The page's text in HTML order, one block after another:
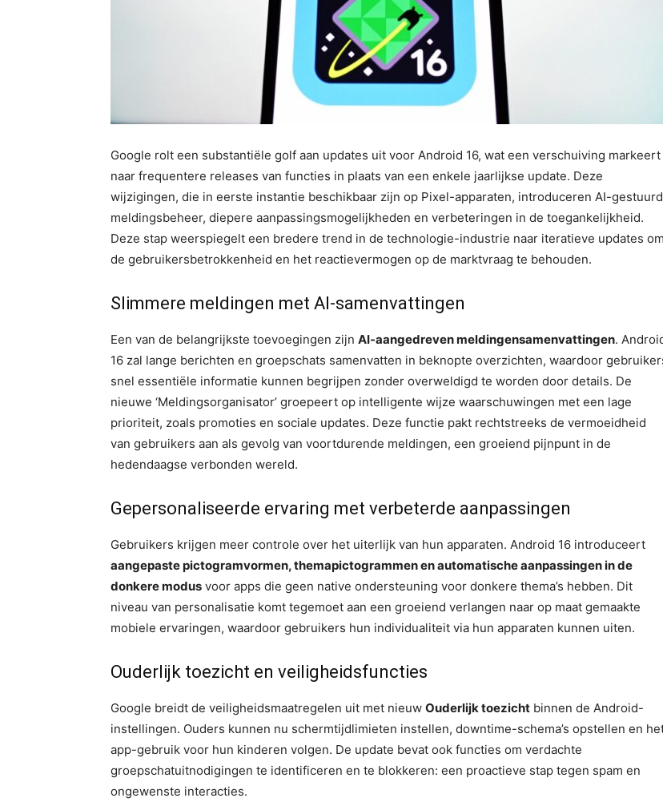
Google rolt een substantiële golf aan updates uit voor Android 16, wat een verschuiving markeert
naar frequentere releases van functies in plaats van een enkele jaarlijkse update. Deze
wijzigingen, die in eerste instantie beschikbaar zijn op Pixel-apparaten, introduceren AI-gestuurd
meldingsbeheer, diepere aanpassingsmogelijkheden en verbeteringen in de toegankelijkheid.
Deze stap weerspiegelt een bredere trend in de technologie-industrie naar iteratieve updates om
de gebruikersbetrokkenheid en het reactievermogen op de marktvraag te behouden.
Slimmere meldingen met AI-samenvattingen
Een van de belangrijkste toevoegingen zijn AI-aangedreven meldingensamenvattingen.
16 zal lange berichten en groepschats samenvatten in beknopte overzichten, waardoor
snel essentiële informatie kunnen begrijpen zonder overweldigd te worden door details. De
nieuwe ‘Meldingsorganisator’ groepeert op intelligente wijze waarschuwingen met een lage
prioriteit, zoals promoties en sociale updates. Deze functie pakt rechtstreeks de vermoeidheid
van gebruikers aan als gevolg van voortdurende meldingen, een groeiend pijnpunt in de
hedendaagse verbonden wereld.
Gepersonaliseerde ervaring met verbeterde aanpassingen
Gebruikers krijgen meer controle over het uiterlijk van hun apparaten. Android 16 introduceert
aangepaste pictogramvormen, themapictogrammen en automatische aanpassingen in de
donkere modus voor apps die geen native ondersteuning voor donkere thema’s hebben. Dit
niveau van personalisatie komt tegemoet aan een groeiend verlangen naar op maat gemaakte
mobiele ervaringen, waardoor gebruikers hun individualiteit via hun apparaten kunnen uiten.
Ouderlijk toezicht en veiligheidsfuncties
Google breidt de veiligheidsmaatregelen uit met nieuw Ouderlijk toezicht binnen de Android-
instellingen. Ouders kunnen nu schermtijdlimieten instellen, downtime-schema’s opstellen en
app-gebruik voor hun kinderen volgen. De update bevat ook functies om verdachte
groepschatuitnodigingen te identificeren en te blokkeren: een proactieve stap tegen spam en
ongewenste interacties.